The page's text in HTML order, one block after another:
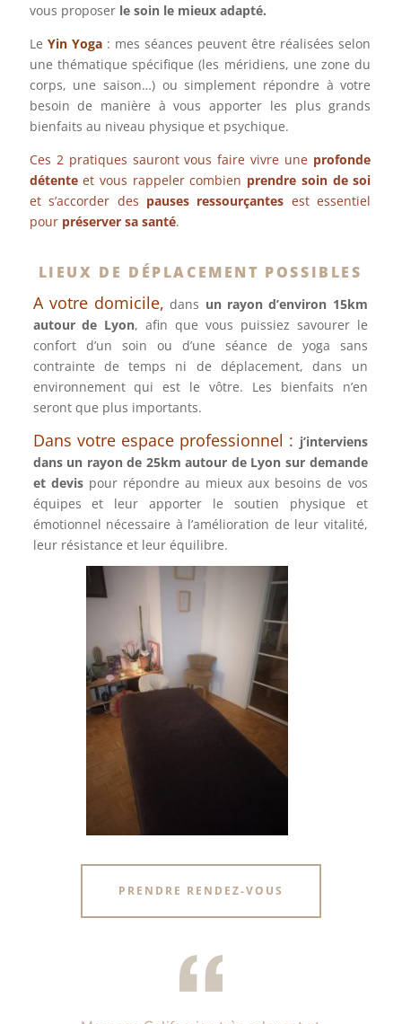
vous proposerle soin le mieux adapté.
Le Yin Yoga: mes séances peuvent être réalisées selon
une thématique spécifique (les méridiens, une zone du
corps, une saison…) ou simplement répondre à votre
besoin de manière à vous apporter les plus grands
bienfaits au niveau physique et psychique.
Ces 2 pratiques sauront vous faire vivre une profonde
détenteet vous rappeler combien prendre soin de soi
et s’accorder des pauses ressourçantes est essentiel
pour préserver sa santé.
LIEUX DE DÉPLACEMENT POSSIBLES
A votre domicile, dans un rayon d’environ 15km
autour de Lyon, afin que vous puissiez savourer le
confort d’un soin ou d’une séance de yoga sans
contrainte de temps ni de déplacement, dans un
environnement qui est le vôtre. Les bienfaits n’en
seront que plus importants.
Dans votre espace professionnel : j’interviens
dans un rayon de 25km autour de Lyon sur demande
et devispour répondre au mieux aux besoins de vos
équipes et leur apporter le soutien physique et
émotionnel nécessaire à l’amélioration de leur vitalité,
leur résistance et leur équilibre.
PRENDRE RENDEZ-VOUS